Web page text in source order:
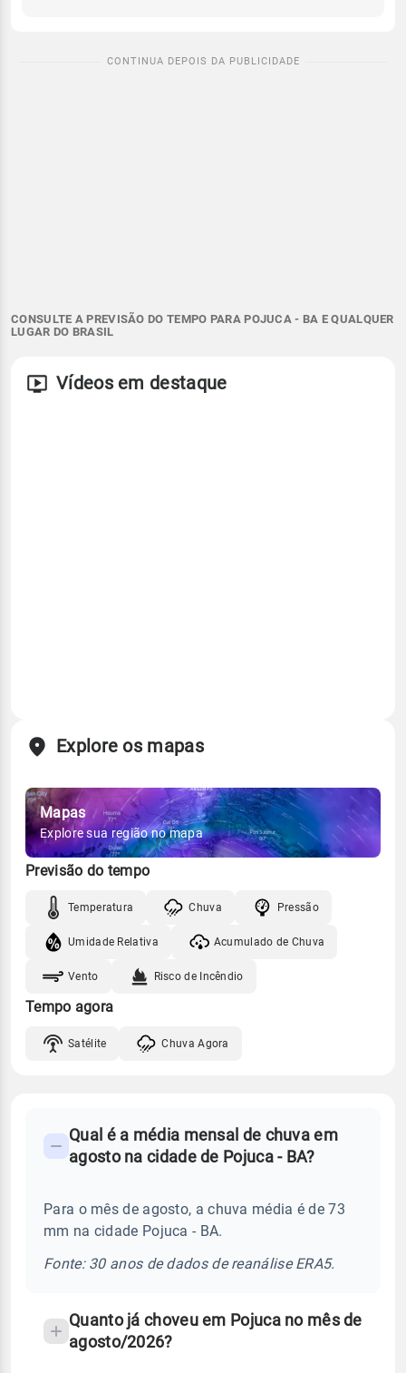
CONSULTE A PREVISÃO DO TEMPO PARA POJUCA - BA E QUALQUER
LUGAR DO BRASIL
Vídeos em destaque
Explore os mapas
Mapas
Explore sua região no mapa
Previsão do tempo
Temperatura Chuva Pressão
Umidade Relativa Acumulado de Chuva
Vento Risco de Incêndio
Tempo agora
Satélite Chuva Agora
Perguntas
sobre
chuva
Qual é a média mensal de chuva em
agosto na cidade de Pojuca - BA?
Para o mês de agosto, a chuva média é de 73
mm na cidade Pojuca - BA.
Fonte: 30 anos de dados de reanálise ERA5.
Quanto já choveu em Pojuca no mês de
agosto/2026?